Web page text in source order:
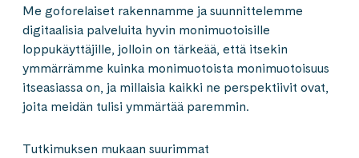
Me goforelaiset rakennamme ja suunnittelemme
digitaalisia palveluita hyvin monimuotoisille
loppukäyttäjille, jolloin on tärkeää, että itsekin
ymmärrämme kuinka monimuotoista monimuotoisuus
itseasiassa on, ja millaisia kaikki ne perspektiivit ovat,
joita meidän tulisi ymmärtää paremmin.
Tutkimuksen mukaan suurimmat